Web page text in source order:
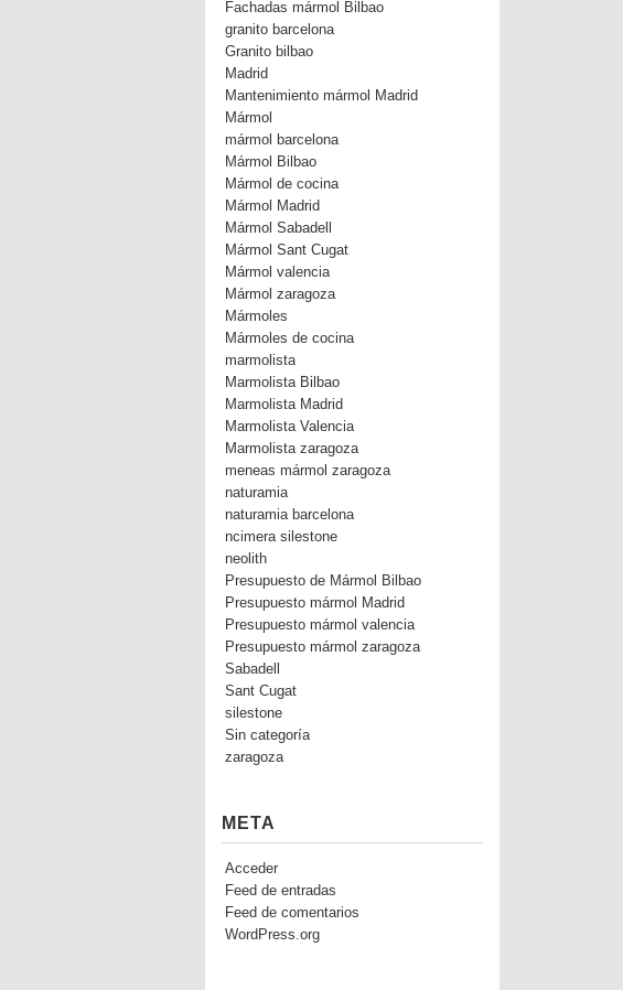
Fachadas mármol Bilbao
granito barcelona
Granito bilbao
Madrid
Mantenimiento mármol Madrid
Mármol
mármol barcelona
Mármol Bilbao
Mármol de cocina
Mármol Madrid
Mármol Sabadell
Mármol Sant Cugat
Mármol valencia
Mármol zaragoza
Mármoles
Mármoles de cocina
marmolista
Marmolista Bilbao
Marmolista Madrid
Marmolista Valencia
Marmolista zaragoza
meneas mármol zaragoza
naturamia
naturamia barcelona
ncimera silestone
neolith
Presupuesto de Mármol Bilbao
Presupuesto mármol Madrid
Presupuesto mármol valencia
Presupuesto mármol zaragoza
Sabadell
Sant Cugat
silestone
Sin categoría
zaragoza
META
Acceder
Feed de entradas
Feed de comentarios
WordPress.org